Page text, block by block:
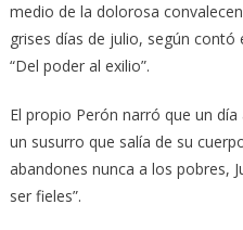
medio de la dolorosa
grises días de julio, según
“Del poder al exilio”.
El propio Perón narró que un
un susurro que salía de su
abandones nunca a los pobres,
ser fieles”.